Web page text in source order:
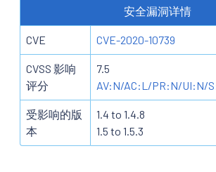
安全漏洞详情
CVE CVE-2020-10739
CVSS 影响
评分
7.5
AV:N/AC:L/PR:N/UI:N/
受影响的版
本
1.4 to 1.4.8
1.5 to 1.5.3